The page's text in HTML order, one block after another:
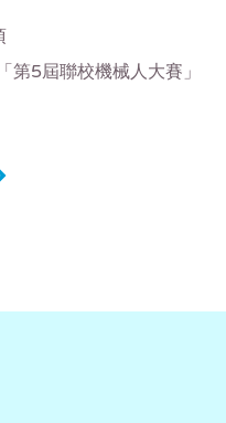
第5屆聯校機械人大賽」